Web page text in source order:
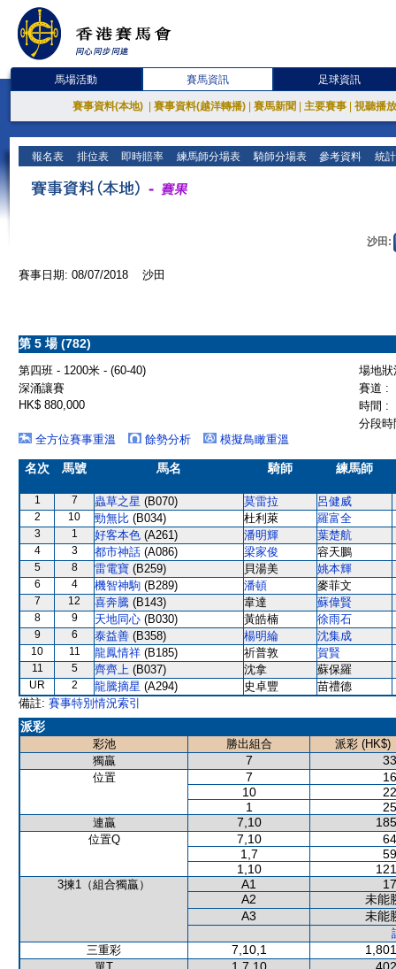
馬場活動 賽馬資訊 足球資訊
賽事資料(本地) 賽事資料(越洋轉播) 賽馬新聞 主要賽事 視聽播
報名表 排位表 即時賠率 練馬師分場表 騎師分場表 參考資料 統
沙田:
賽事日期: 08/07/2018 沙田
第 5 場 (782)
第四班 - 1200米 - (60-40)
場地
深涌讓賽
賽道 :
HK$ 880,000
時間 :
分段
全方位賽事重溫
餘勢分析 模擬鳥瞰重溫
名次 馬號 馬名 騎師 練馬師
1 7 蟲草之星 (B070) 莫雷拉 呂健威
2 10 勁無比 (B034) 杜利萊 羅富全
3 1 好客本色 (A261) 潘明輝 葉楚航
4 3 都市神話 (A086) 梁家俊 容天鵬
5 8 雷電寶 (B259) 貝湯美 姚本輝
6 4 機智神駒 (B289) 潘頓 麥菲文
7 12 喜奔騰 (B143) 韋達 蘇偉賢
8 9 天地同心 (B030) 黃皓楠 徐雨石
9 6 泰益善 (B358) 楊明綸 沈集成
10 11 龍鳳情祥 (B185) 祈普敦 賀賢
11 5 齊齊上 (B037) 沈拿 蘇保羅
UR 2 龍騰摘星 (A294) 史卓豐
苗禮德
備註: 賽事特別情況索引
派彩
彩池 勝出組合
派彩 (HK$)
獨贏
7
位置 7
10
1
連贏 7,10
位置Q 7,10
1,7
1,10
3揀1（組合獨贏） A1
A2
未能
A3
未能
三重彩
7,10,1